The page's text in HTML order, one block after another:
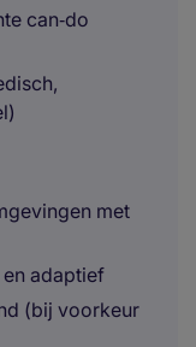
can‑do
met
adaptief
(bij voorkeur